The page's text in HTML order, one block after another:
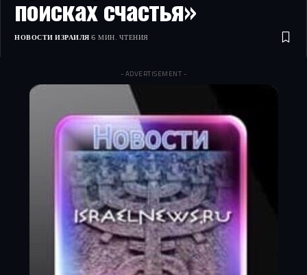
поисках счастья»
НОВОСТИ ИЗРАИЛЯ 6 МИН. ЧТЕНИЯ
- ADVERTISEMENT -